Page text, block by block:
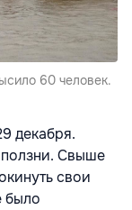
60 человек.
декабря.
Свыше
свои
было